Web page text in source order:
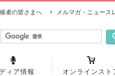
者の皆さまへ メルマガ・ニュース
ィア情報 オンラインスト